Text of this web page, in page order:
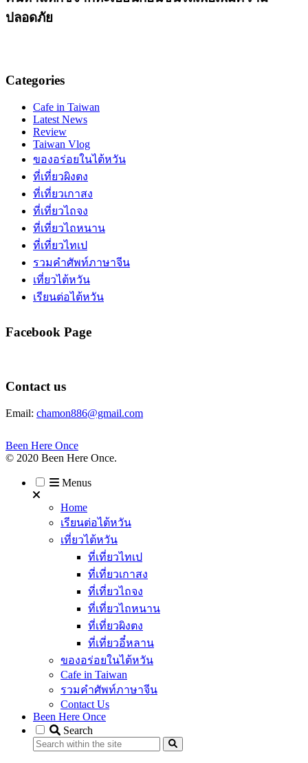
ปลอดภัย
Categories
Cafe in Taiwan
Latest News
Review
Taiwan Vlog
ของอร่อยในไต้หวัน
ที่เที่ยวผิงตง
ที่เที่ยวเกาสง
ที่เที่ยวไถจง
ที่เที่ยวไถหนาน
ที่เที่ยวไทเป
รวมคำศัพท์ภาษาจีน
เที่ยวไต้หวัน
เรียนต่อไต้หวัน
Facebook Page
Contact us
Email: chamon886@gmail.com
Been Here Once
© 2020 Been Here Once.
Menus
Home
เรียนต่อไต้หวัน
เที่ยวไต้หวัน
ที่เที่ยวไทเป
ที่เที่ยวเกาสง
ที่เที่ยวไถจง
ที่เที่ยวไถหนาน
ที่เที่ยวผิงตง
ที่เที่ยวอี๋หลาน
ของอร่อยในไต้หวัน
Cafe in Taiwan
รวมคำศัพท์ภาษาจีน
Contact Us
Been Here Once
Search